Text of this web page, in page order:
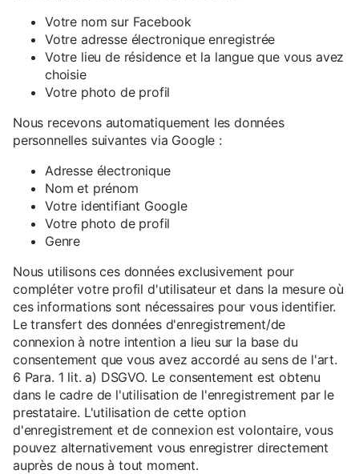
Votre nom sur Facebook
Votre adresse électronique enregistrée
Votre lieu de résidence et la langue que vous avez
choisie
Votre photo de profil
Nous recevons automatiquement les données
personnelles suivantes via Google :
Adresse électronique
Nom et prénom
Votre identifiant Google
Votre photo de profil
Genre
Nous utilisons ces données exclusivement pour
compléter votre profil d'utilisateur et dans la mesure où
ces informations sont nécessaires pour vous identifier.
Le transfert des données d'enregistrement/de
connexion à notre intention a lieu sur la base du
consentement que vous avez accordé au sens de l'art.
6 Para. 1 lit. a) DSGVO. Le consentement est obtenu
dans le cadre de l'utilisation de l'enregistrement par le
prestataire. L'utilisation de cette option
d'enregistrement et de connexion est volontaire, vous
pouvez alternativement vous enregistrer directement
auprès de nous à tout moment.